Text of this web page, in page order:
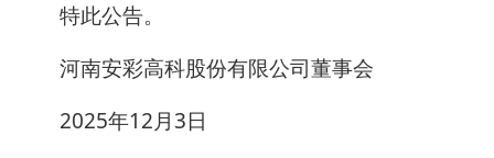
特此公告。
河南安彩高科股份有限公司董事会
2025年12月3日